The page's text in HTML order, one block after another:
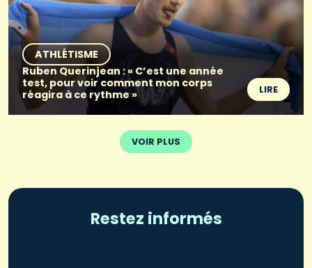
ATHLÉTISME
Ruben Querinjean : « C’est une année
test, pour voir comment mon corps
réagira à ce rythme »
LIRE
VOIR PLUS
Restez informés